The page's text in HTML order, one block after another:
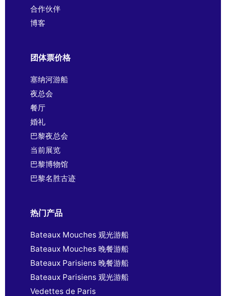
合作伙伴
博客
团体票价格
塞纳河游船
夜总会
餐厅
婚礼
巴黎夜总会
当前展览
巴黎博物馆
巴黎名胜古迹
热门产品
Bateaux Mouches 观光游船
Bateaux Mouches 晚餐游船
Bateaux Parisiens 晚餐游船
Bateaux Parisiens 观光游船
Vedettes de Paris